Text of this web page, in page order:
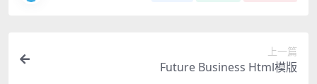
上一篇
Future Business Html模版